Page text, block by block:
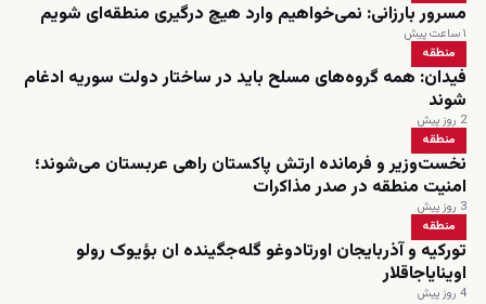
مسرور بارزانی: نمی‌خواهیم وارد هیچ درگیری منطقه‌ای شویم
۱ ساعت پیش
منطقه
فیدان: همه گروه‌های مسلح باید در ساختار دولت سوریه ادغام
شوند
2 روز پیش
منطقه
نخست‌وزیر و فرمانده ارتش پاکستان راهی عربستان می‌شوند؛
امنیت منطقه در صدر مذاکرات
3 روز پیش
منطقه
تورکیه و آذربایجان اورتادوغو گله‌جگینده ان بؤیوک رولو
اوینایاجاقلار
4 روز پیش